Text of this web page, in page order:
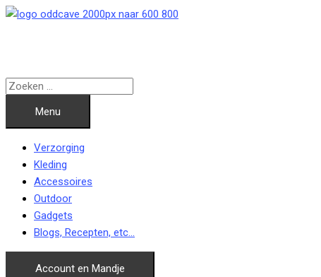
Ga
Menu
Verzorging
Kleding
Accessoires
Outdoor
Gadgets
Blogs, Recepten, etc…
Account en Mandje